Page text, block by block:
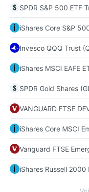
SPDR S&P 500 ETF
iShares Core S&P
Invesco QQQ Trust
iShares MSCI EAFE
SPDR Gold Shares
VANGUARD FTSE
iShares Core MSCI
Vanguard FTSE
iShares Russell 2000